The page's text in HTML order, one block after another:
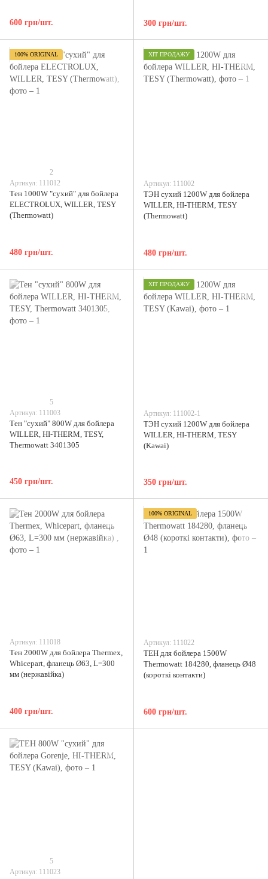
600 грн/шт. 300 грн/шт.
100% ORIGINAL
2
Артикул: 111012
Тен 1000W "сухий" для бойлера
ELECTROLUX, WILLER, TESY
(Thermowatt)
480 грн/шт.
ХІТ ПРОДАЖУ
Артикул: 111002
ТЭН сухий 1200W для бойлера
WILLER, HI-THERM, TESY
(Thermowatt)
480 грн/шт.
5
Артикул: 111003
Тен "сухий" 800W для бойлера
WILLER, HI-THERM, TESY,
Thermowatt 3401305
450 грн/шт.
ХІТ ПРОДАЖУ
Артикул: 111002-1
ТЭН сухий 1200W для бойлера
WILLER, HI-THERM, TESY
(Kawai)
350 грн/шт.
Артикул: 111018
Тен 2000W для бойлера Thermex,
Whicepart, фланець Ø63, L=300
мм (нержавійка)
400 грн/шт.
100% ORIGINAL
Артикул: 111022
ТЕН для бойлера 1500W
Thermowatt 184280, фланець Ø48
(короткі контакти)
600 грн/шт.
5
Артикул: 111023